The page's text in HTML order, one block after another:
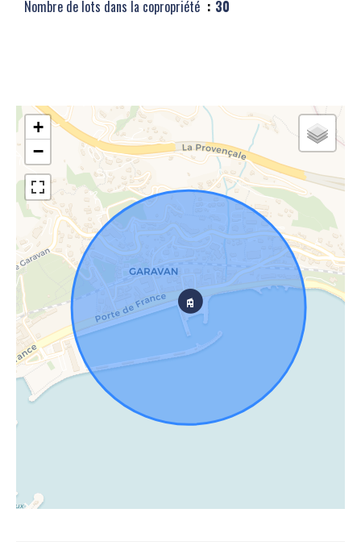
Nombre de lots dans la copropriété 30
+
−